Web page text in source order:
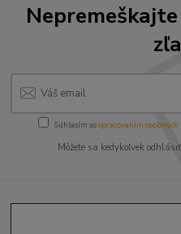
Súhlasím sospracovaním osobných
Môžete sa kedykoľvek